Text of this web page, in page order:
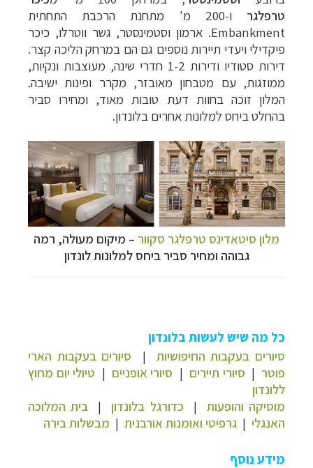
טרפלגר
ו-200 מ' מתחנת הרכבת התחתית
Embankment. ארמון וסטמינסטר, גשר ווטרלו, כיכר
פיקדילי ויעדי תיירות נוספים גם הם במרחק הליכה קצר.
דירות סטודיו ודירות 1-2 חדרי שינה, מעוצבות ונקיות,
ממוזגות, עם מטבחון מאובזר, מקרר ופינות ישיבה.
המלון זוכה בחוות דעת טובות מאוד, ומחירו סביר
בהחלט ביחס למלונות אחרים בלונדון.
מלון סיטאדינס טרפלגר סקוור – מיקום מעולה, רמה
גבוהה ומחיר סביר ביחס למלונות לונדון
כל מה שיש לעשות בלונדון
סיורים בעקבות החיפושיות | סיורים בעקבות הארי
פוטר | סיורי תיירים | סיורי אופניים | טיולי יום מחוץ
ללונדון
מוסיקה והופעות | כדורגל בלונדון| בית המלוכה
האנגלי | גרפיטי ואומנות אורבנית | מבשלות בירה
מידע נוסף